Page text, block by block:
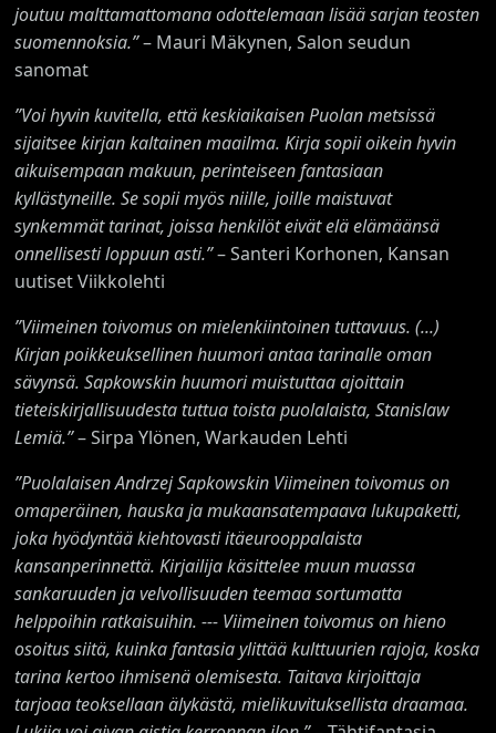
joutuu malttamattomana odottelemaan lisää sarjan teosten
suomennoksia.”– Mauri Mäkynen, Salon seudun
sanomat
”Voi hyvin kuvitella, että keskiaikaisen Puolan metsissä
sijaitsee kirjan kaltainen maailma. Kirja sopii oikein hyvin
aikuisempaan makuun, perinteiseen fantasiaan
kyllästyneille. Se sopii myös niille, joille maistuvat
synkemmät tarinat, joissa henkilöt eivät elä elämäänsä
onnellisesti loppuun asti.”– Santeri Korhonen, Kansan
uutiset Viikkolehti
”Viimeinen toivomuson mielenkiintoinen tuttavuus. (...)
Kirjan poikkeuksellinen huumori antaa tarinalle oman
sävynsä. Sapkowskin huumori muistuttaa ajoittain
tieteiskirjallisuudesta tuttua toista puolalaista, Stanislaw
Lemiä.”– Sirpa Ylönen, Warkauden Lehti
”Puolalaisen Andrzej Sapkowskin Viimeinen toivomuson
omaperäinen, hauska ja mukaansatempaava lukupaketti,
joka hyödyntää kiehtovasti itäeurooppalaista
kansanperinnettä. Kirjailija käsittelee muun muassa
sankaruuden ja velvollisuuden teemaa sortumatta
helppoihin ratkaisuihin. --- Viimeinen toivomuson hieno
osoitus siitä, kuinka fantasia ylittää kulttuurien rajoja, koska
tarina kertoo ihmisenä olemisesta. Taitava kirjoittaja
tarjoaa teoksellaan älykästä, mielikuvituksellista draamaa.